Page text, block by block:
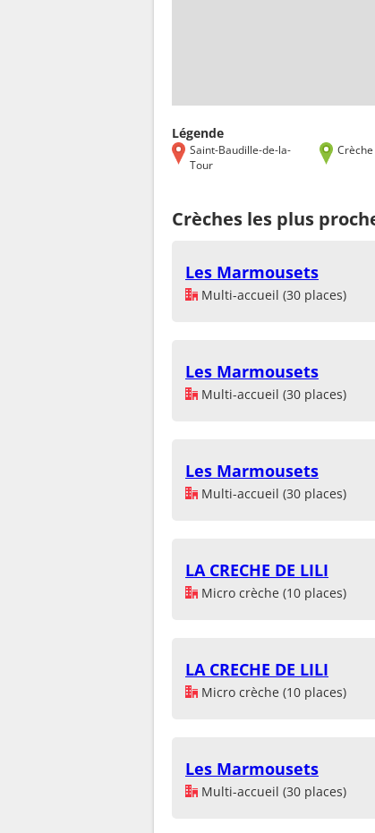
Légende
Saint-Baudille-de-la-
Tour
Crèche
Crèches les plus
Les Marmousets
Multi-accueil (30 places)
Les Marmousets
Multi-accueil (30 places)
Les Marmousets
Multi-accueil (30 places)
LA CRECHE DE LILI
Micro crèche (10 places)
LA CRECHE DE LILI
Micro crèche (10 places)
Les Marmousets
Multi-accueil (30 places)